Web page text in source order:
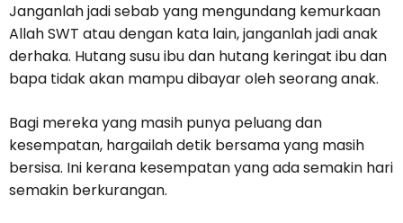
Janganlah jadi sebab yang mengundang kemurkaan
Allah SWT atau dengan kata lain, janganlah jadi anak
derhaka. Hutang susu ibu dan hutang keringat ibu dan
bapa tidak akan mampu dibayar oleh seorang anak.
Bagi mereka yang masih punya peluang dan
kesempatan, hargailah detik bersama yang masih
bersisa. Ini kerana kesempatan yang ada semakin hari
semakin berkurangan.